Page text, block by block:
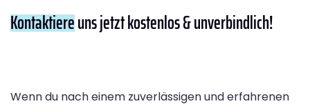
Kontaktiereuns jetzt kostenlos & unverbindlich!
Wenn du nach einem zuverlässigen und erfahrenen